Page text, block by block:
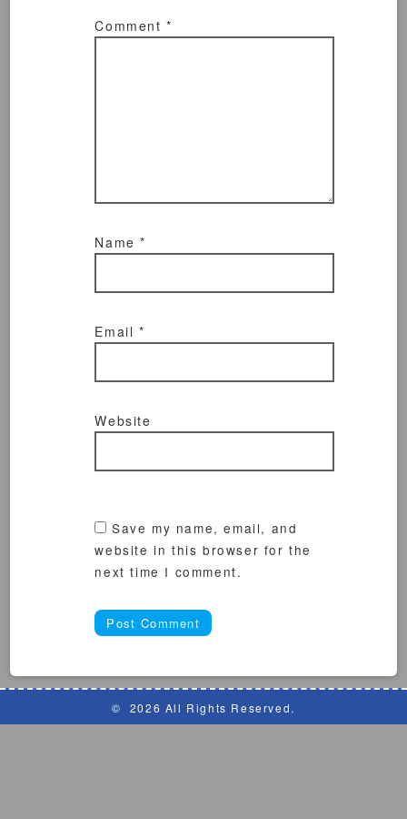
Comment*
Name*
Email*
Website
Save my name, email, and
website in this browser for the
next time I comment.
© 2026 All Rights Reserved.